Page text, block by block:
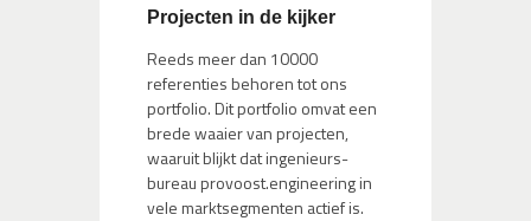
Projecten in de kijker
Reeds meer dan 10000
referenties behoren tot ons
portfolio. Dit portfolio omvat een
brede waaier van projecten,
waaruit blijkt dat ingenieurs-
bureau provoost.engineering in
vele marktsegmenten actief is.